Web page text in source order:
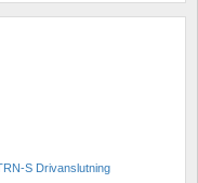
S Drivanslutning